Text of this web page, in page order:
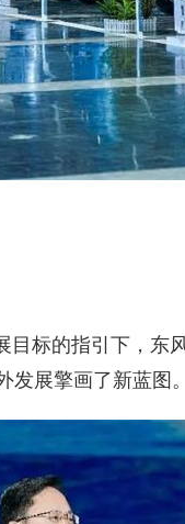
目标的指引下，
发展擎画了新蓝图。